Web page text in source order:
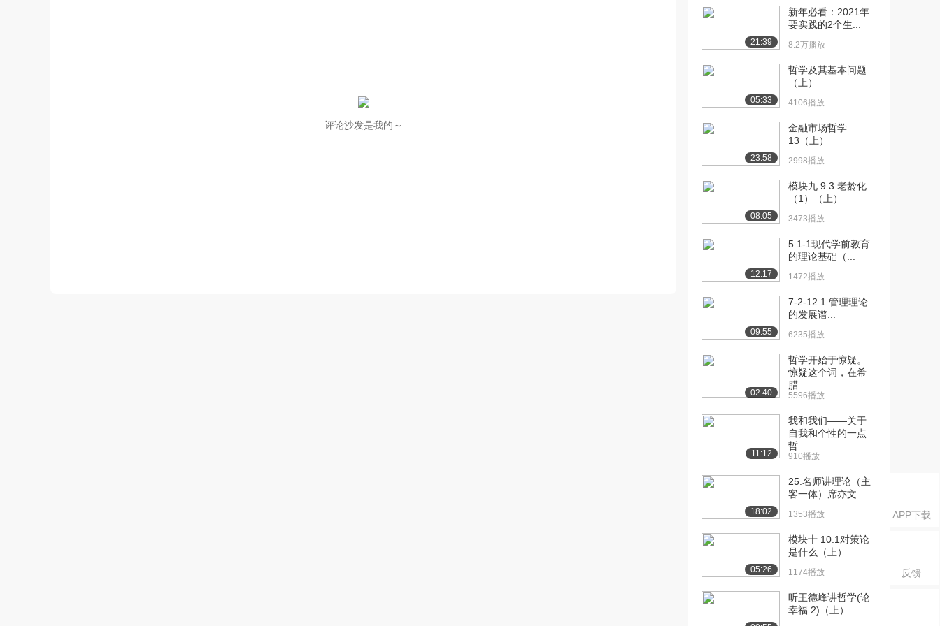
APP下载
反馈
评论沙发是我的～
本”制度...
1635播放
[11] 模块二 2-2 东西方“人
本”制度...
1645播放
[12] 模块二 2-3 东方管理
中的“以人...
1010播放
[13] 模块二 2-3 东方管理
1537播放
[14] 模块三 3-1 以德为先
1465播放
[15] 模块三 3-1 以德为先
1343播放
[16] 模块三 3-2 人德管理
的现代意义
1384播放
[17] 模块三 3-3 人德管
理、人为为人...
[18] 模块三 3-3 人德管
理、人为为人...
07:42
[19] 模块四 4-1 治国的内
06:28
[20] 模块四 4-1 治国的内
1186播放
[21] 模块四 4-2 治国的现
21:39
新年必看：2021年
要实践的2个生...
8.2万播放
05:33
哲学及其基本问题
（上）
4106播放
23:58
金融市场哲学
13（上）
2998播放
08:05
模块九 9.3 老龄化
（1）（上）
3473播放
12:17
5.1-1现代学前教育
的理论基础（...
1472播放
09:55
7-2-12.1 管理理论
的发展谱...
6235播放
02:40
哲学开始于惊疑。
惊疑这个词，在希
腊...
5596播放
11:12
我和我们——关于
自我和个性的一点
哲...
910播放
18:02
25.名师讲理论（主
客一体）席亦文...
1353播放
05:26
模块十 10.1对策论
是什么（上）
1174播放
听王德峰讲哲学(论
幸福 2)（上）